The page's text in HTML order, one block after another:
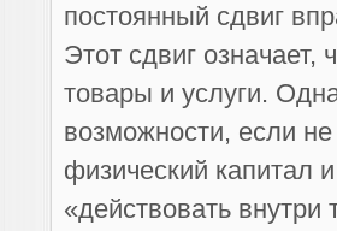
постоянный сдвиг
Этот сдвиг означает,
товары и услуги.
возможности, если
физический капитал
«действовать